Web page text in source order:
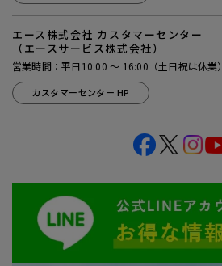
エース株式会社 カスタマーセンター
（エースサービス株式会社）
営業時間：平日10:00 ～ 16:00（土日祝は休業）
カスタマーセンター HP